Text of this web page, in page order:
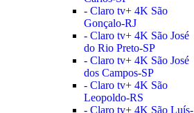
- Claro tv+ 4K São
Gonçalo-RJ
- Claro tv+ 4K São José
do Rio Preto-SP
- Claro tv+ 4K São José
dos Campos-SP
- Claro tv+ 4K São
Leopoldo-RS
- Claro tv+ 4K São Luís-